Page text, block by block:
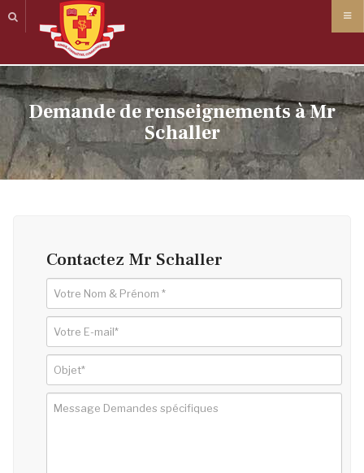
Demande de renseignements à Mr
Schaller
Contactez Mr Schaller
Panneau de gestion des cookies